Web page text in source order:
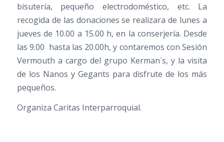
bisutería, pequeño electrodoméstico, etc. La
recogida de las donaciones se realizara de lunes a
jueves de 10.00 a 15.00 h, en la conserjería. Desde
las 9.00 hasta las 20.00h, y contaremos con Sesión
Vermouth a cargo del grupo Kerman´s, y la visita
de los Nanos y Gegants para disfrute de los más
pequeños.
Organiza Caritas Interparroquial.